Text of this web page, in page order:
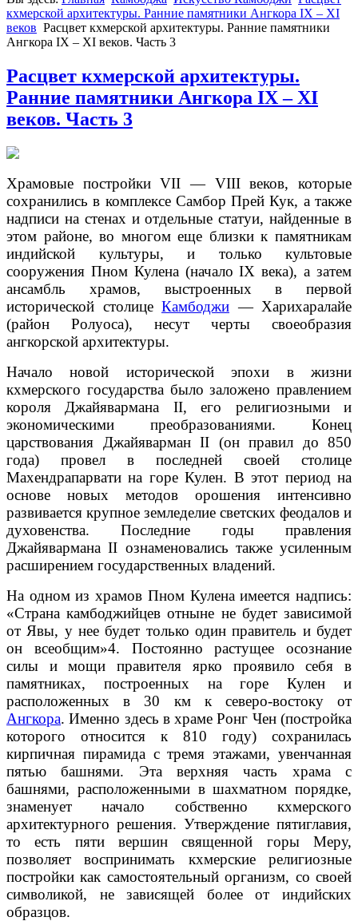
кхмерской архитектуры. Ранние памятники Ангкора IX – XI
веков Расцвет кхмерской архитектуры. Ранние памятники
Ангкора IX – XI веков. Часть 3
Расцвет кхмерской архитектуры.
Ранние памятники Ангкора IX – XI
веков. Часть 3
Храмовые постройки VII — VIII веков, которые
сохранились в комплексе Самбор Прей Кук, а также
надписи на стенах и отдельные статуи, найденные в
этом районе, во многом еще близки к памятникам
индийской культуры, и только культовые
сооружения Пном Кулена (начало IX века), а затем
ансамбль храмов, выстроенных в первой
исторической столице Камбоджи — Харихаралайе
(район Ролуоса), несут черты своеобразия
ангкорской архитектуры.
Начало новой исторической эпохи в жизни
кхмерского государства было заложено правлением
короля Джайявармана II, его религиозными и
экономическими преобразованиями. Конец
царствования Джайяварман II (он правил до 850
года) провел в последней своей столице
Махендрапарвати на горе Кулен. В этот период на
основе новых методов орошения интенсивно
развивается крупное земледелие светских феодалов и
духовенства. Последние годы правления
Джайявармана II ознаменовались также усиленным
расширением государственных владений.
На одном из храмов Пном Кулена имеется надпись:
«Страна камбоджийцев отныне не будет зависимой
от Явы, у нее будет только один правитель и будет
он всеобщим»4. Постоянно растущее осознание
силы и мощи правителя ярко проявило себя в
памятниках, построенных на горе Кулен и
расположенных в 30 км к северо-востоку от
Ангкора. Именно здесь в храме Ронг Чен (постройка
которого относится к 810 году) сохранилась
кирпичная пирамида с тремя этажами, увенчанная
пятью башнями. Эта верхняя часть храма с
башнями, расположенными в шахматном порядке,
знаменует начало собственно кхмерского
архитектурного решения. Утверждение пятиглавия,
то есть пяти вершин священной горы Меру,
позволяет воспринимать кхмерские религиозные
постройки как самостоятельный организм, со своей
символикой, не зависящей более от индийских
образцов.